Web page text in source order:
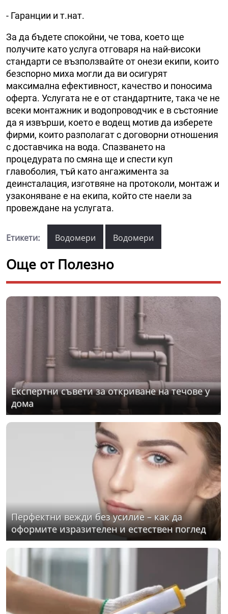
- Гаранции и т.нат.
За да бъдете спокойни, че това, което ще
получите като услуга отговаря на най-високи
стандарти се възползвайте от онези екипи, които
безспорно миха могли да ви осигурят
максимална ефективност, качество и поносима
оферта. Услугата не е от стандартните, така че не
всеки монтажник и водопроводчик е в състояние
да я извърши, което е водещ мотив да изберете
фирми, които разполагат с договорни отношения
с доставчика на вода. Спазването на
процедурата по смяна ще и спести куп
главоболия, тъй като ангажимента за
деинсталация, изготвяне на протоколи, монтаж и
узаконяване е на екипа, който сте наели за
провеждане на услугата.
Етикети: Водомери Водомери
Още от Полезно
Експертни съвети за откриване на течове у
дома
Перфектни вежди без усилие – как да
оформите изразителен и естествен поглед